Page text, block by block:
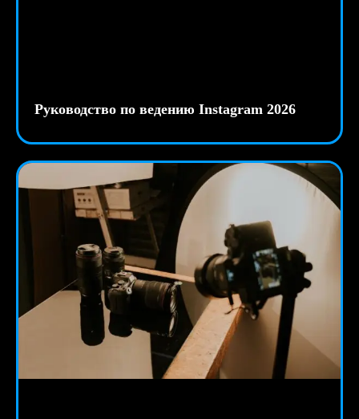
Руководство по ведению Instagram 2026